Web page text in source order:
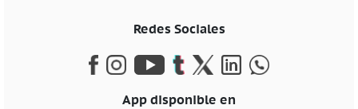
Redes Sociales
App disponible en